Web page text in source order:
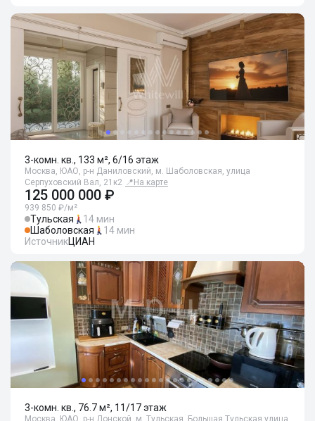
3-комн. кв., 133 м², 6/16 этаж
Москва, ЮАО, р-н Даниловский, м. Шаболовская, улица
Серпуховский Вал, 21к2 📍 На карте
125 000 000 ₽
939 850 ₽/м²
Тульская
14 мин
Шаболовская
14 мин
ИсточникЦИАН
3-комн. кв., 76.7 м², 11/17 этаж
Москва, ЮАО, р-н Донской, м. Тульская, Большая Тульская улица,